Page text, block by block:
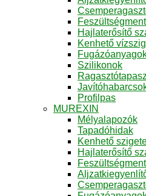
Hajlaterősítő
Kenhető
Szilikonok
Profilpas
MUREXIN
Mélyalapozók
Tapadóhidak
Kenhető
Hajlaterősítő